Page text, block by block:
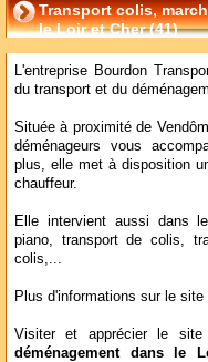
Transport colis,
le Loir et Cher (41)
L'entreprise Bourdon
du transport et du
Située à proximité de
déménageurs vous
plus, elle met à disposition
chauffeur.
Elle intervient aussi dans
piano, transport de colis,
colis,...
Plus d'informations sur le
Visiter et apprécier le
déménagement dans le